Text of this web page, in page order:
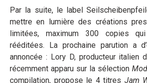
Par la suite, le label
mettre en lumière des créations
limitées, maximum 300 copies
rééditées. La prochaine parution a
annoncée : Lory D, producteur italien
récemment apparu sur la sélection
compilation, propose le 4 titres Jam